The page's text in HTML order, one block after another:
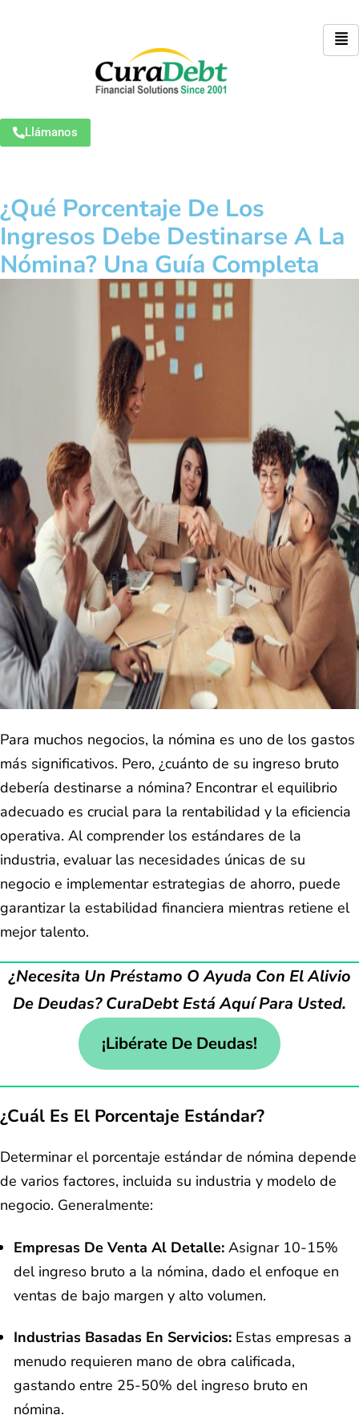
Llámanos
¿Qué Porcentaje De Los
Ingresos Debe Destinarse A La
Nómina? Una Guía Completa
Para muchos negocios, la nómina es uno de los gastos
más significativos. Pero, ¿cuánto de su ingreso bruto
debería destinarse a nómina? Encontrar el equilibrio
adecuado es crucial para la rentabilidad y la eficiencia
operativa. Al comprender los estándares de la
industria, evaluar las necesidades únicas de su
negocio e implementar estrategias de ahorro, puede
garantizar la estabilidad financiera mientras retiene el
mejor talento.
¿Necesita Un Préstamo O Ayuda Con El Alivio
De Deudas? CuraDebt Está Aquí Para Usted.
¡Libérate De Deudas!
¿Cuál Es El Porcentaje Estándar?
Determinar el porcentaje estándar de nómina depende
de varios factores, incluida su industria y modelo de
negocio. Generalmente:
Empresas De Venta Al Detalle: Asignar 10-15%
del ingreso bruto a la nómina, dado el enfoque en
ventas de bajo margen y alto volumen.
Industrias Basadas En Servicios: Estas empresas a
menudo requieren mano de obra calificada,
gastando entre 25-50% del ingreso bruto en
nómina.